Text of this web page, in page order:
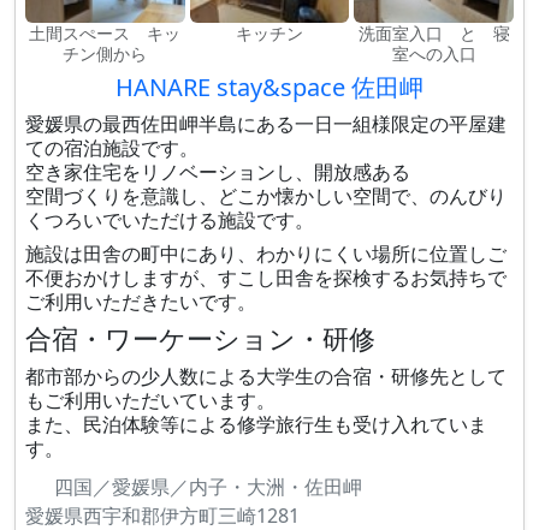
土間スぺース キッ
チン側から
キッチン
洗面室入口 と 寝
室への入口
HANARE stay&space 佐田岬
愛媛県の最西佐田岬半島にある一日一組様限定の平屋建
ての宿泊施設です。
空き家住宅をリノベーションし、開放感ある
空間づくりを意識し、どこか懐かしい空間で、のんびり
くつろいでいただける施設です。
施設は田舎の町中にあり、わかりにくい場所に位置しご
不便おかけしますが、すこし田舎を探検するお気持ちで
ご利用いただきたいです。
合宿・ワーケーション・研修
都市部からの少人数による大学生の合宿・研修先として
もご利用いただいています。
また、民泊体験等による修学旅行生も受け入れていま
す。
四国／愛媛県／内子・大洲・佐田岬
愛媛県西宇和郡伊方町三崎1281